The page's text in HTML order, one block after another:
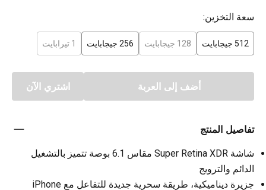
سعة التخزين:
512 جيجابايت 128 جيجابايت 256 جيجابايت 1 تيرابايت
أضف إلى العربة اشتري الآن
تفاصيل المنتج
شاشة Super Retina XDR مقاس 6.1 بوصة تتميز بالتشغيل
الدائم والترويج
جزيرة ديناميكية، طريقة سحرية جديدة للتفاعل مع iPhone